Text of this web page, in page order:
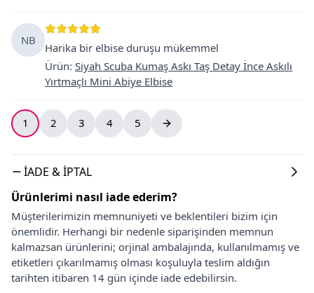
NB
Harika bir elbise duruşu mükemmel
Ürün: Siyah Scuba Kumaş Askı Taş Detay İnce Askılı
Yırtmaçlı Mini Abiye Elbise
1 2 3 4 5
İADE & İPTAL
Ürünlerimi nasıl iade ederim?
Müşterilerimizin memnuniyeti ve beklentileri bizim için
önemlidir. Herhangi bir nedenle siparişinden memnun
kalmazsan ürünlerini; orjinal ambalajında, kullanılmamış ve
etiketleri çıkarılmamış olması koşuluyla teslim aldığın
tarihten itibaren 14 gün içinde iade edebilirsin.